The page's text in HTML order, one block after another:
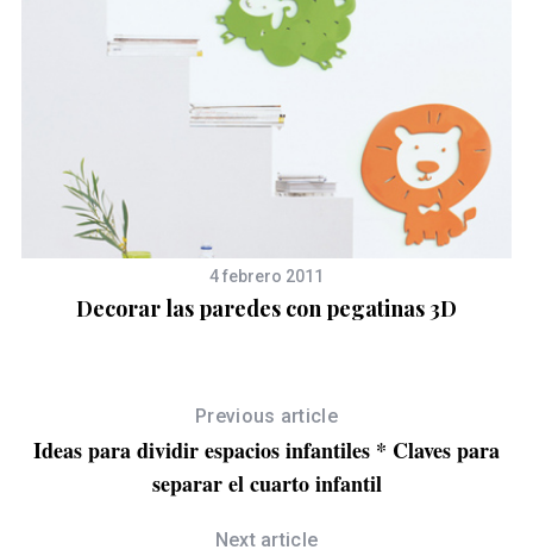
4 febrero 2011
Decorar las paredes con pegatinas 3D
Previous article
Ideas para dividir espacios infantiles * Claves para
separar el cuarto infantil
Next article